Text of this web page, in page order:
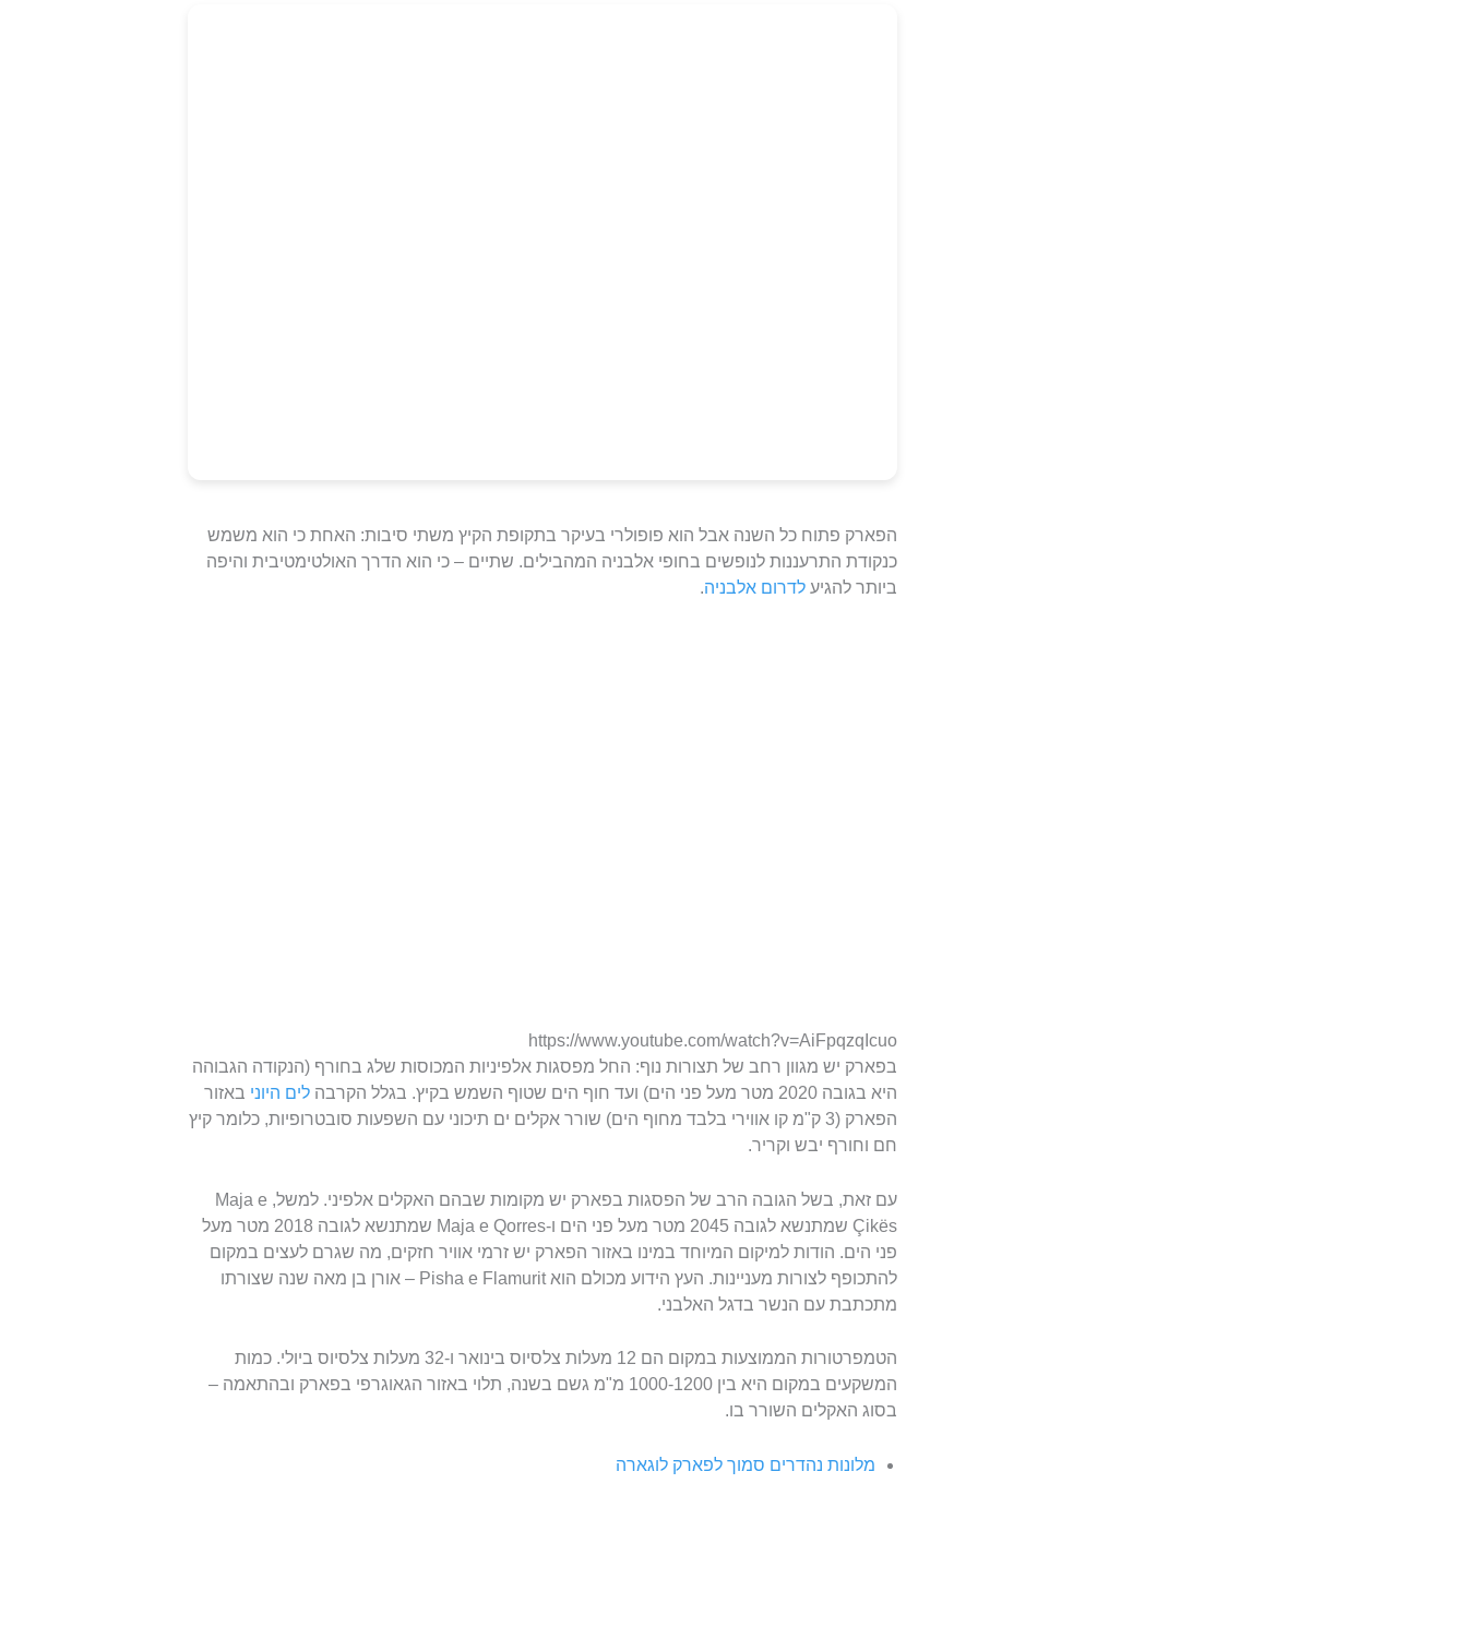
הפארק פתוח כל השנה אבל הוא פופולרי בעיקר בתקופת הקיץ משתי סיבות: האחת כי הוא משמש
כנקודת התרעננות לנופשים בחופי אלבניה המהבילים. שתיים – כי הוא הדרך האולטימטיבית והיפה
ביותר להגיע לדרום אלבניה.
https://www.youtube.com/watch?v=AiFpqzqIcuo
בפארק יש מגוון רחב של תצורות נוף: החל מפסגות אלפיניות המכוסות שלג בחורף (הנקודה הגבוהה
היא בגובה 2020 מטר מעל פני הים) ועד חוף הים שטוף השמש בקיץ. בגלל הקרבה
לים היוני באזור
הפארק (3 ק"מ קו אווירי בלבד מחוף הים) שורר אקלים ים תיכוני עם השפעות סובטרופיות, כלומר קיץ
חם וחורף יבש וקריר.
עם זאת, בשל הגובה הרב של הפסגות בפארק יש מקומות שבהם האקלים אלפיני. למשל, Maja e
Çikës שמתנשא לגובה 2045 מטר מעל פני הים ו-Maja e Qorres שמתנשא לגובה 2018 מטר מעל
פני הים. הודות למיקום המיוחד במינו באזור הפארק יש זרמי אוויר חזקים, מה שגרם לעצים במקום
להתכופף לצורות מעניינות. העץ הידוע מכולם הוא Pisha e Flamurit – אורן בן מאה שנה שצורתו
מתכתבת עם הנשר בדגל האלבני.
הטמפרטורות הממוצעות במקום הם 12 מעלות צלסיוס בינואר ו-32 מעלות צלסיוס ביולי. כמות
המשקעים במקום היא בין 1000-1200 מ"מ גשם בשנה, תלוי באזור הגאוגרפי בפארק ובהתאמה –
בסוג האקלים השורר בו.
מלונות נהדרים סמוך לפארק לוגארה